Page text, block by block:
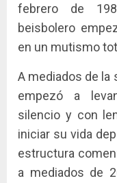
febrero de
beisbolero
en un mutismo
A mediados de la
empezó a
silencio y con
iniciar su vida
estructura
a mediados de